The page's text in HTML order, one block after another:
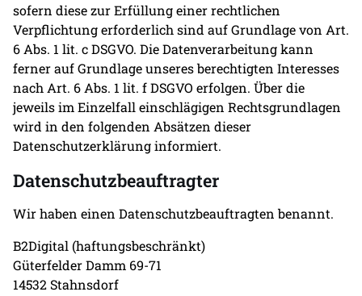
sofern diese zur Erfüllung einer rechtlichen
Verpflichtung erforderlich sind auf Grundlage von Art.
6 Abs. 1 lit. c DSGVO. Die Datenverarbeitung kann
ferner auf Grundlage unseres berechtigten Interesses
nach Art. 6 Abs. 1 lit. f DSGVO erfolgen. Über die
jeweils im Einzelfall einschlägigen Rechtsgrundlagen
wird in den folgenden Absätzen dieser
Datenschutzerklärung informiert.
Datenschutz­beauftragter
Wir haben einen Datenschutzbeauftragten benannt.
B2Digital (haftungsbeschränkt)
Güterfelder Damm 69-71
14532 Stahnsdorf